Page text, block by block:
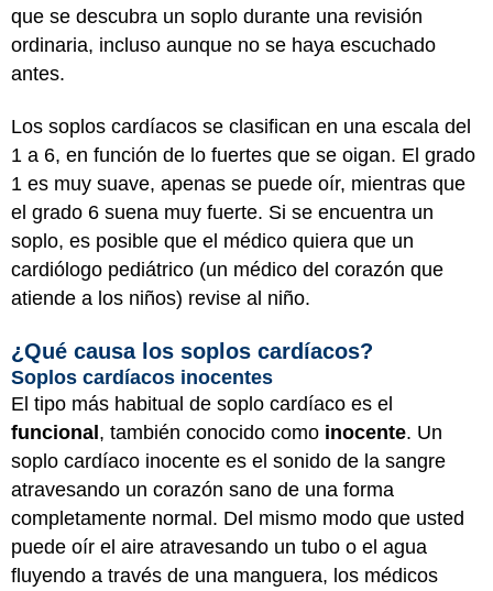
que se descubra un soplo durante una revisión
ordinaria, incluso aunque no se haya escuchado
antes.
Los soplos cardíacos se clasifican en una escala del
1 a 6, en función de lo fuertes que se oigan. El grado
1 es muy suave, apenas se puede oír, mientras que
el grado 6 suena muy fuerte. Si se encuentra un
soplo, es posible que el médico quiera que un
cardiólogo pediátrico (un médico del corazón que
atiende a los niños) revise al niño.
¿Qué causa los soplos cardíacos?
Soplos cardíacos inocentes
El tipo más habitual de soplo cardíaco es el
funcional, también conocido como inocente. Un
soplo cardíaco inocente es el sonido de la sangre
atravesando un corazón sano de una forma
completamente normal. Del mismo modo que usted
puede oír el aire atravesando un tubo o el agua
fluyendo a través de una manguera, los médicos